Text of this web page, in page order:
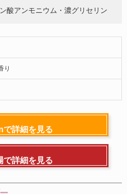
酸アンモニウム・濃グリセリン
り
で詳細を見る
で詳細を見る